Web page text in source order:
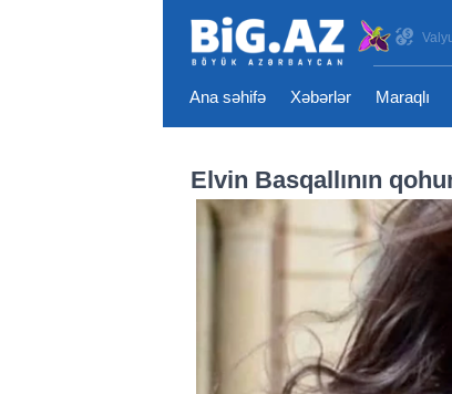
Ana səhifə Xəbərlər Maraqlı
Elvin Basqallının